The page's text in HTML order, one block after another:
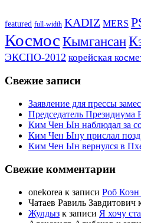
featured full-width KADIZ MERS
Космос Кымгансан
ЭКСПО-2012 корейская
Свежие записи
Заявление для прессы
Председатель Президиума
Ким Чен Ын наблюдал за
Ким Чен Ыну прислал
Ким Чен Ын вернулся в
Свежие комментарии
onekorea к записи Роб Коэн
Чатаев Равиль Завдитович
Жулдыз к записи Я хочу